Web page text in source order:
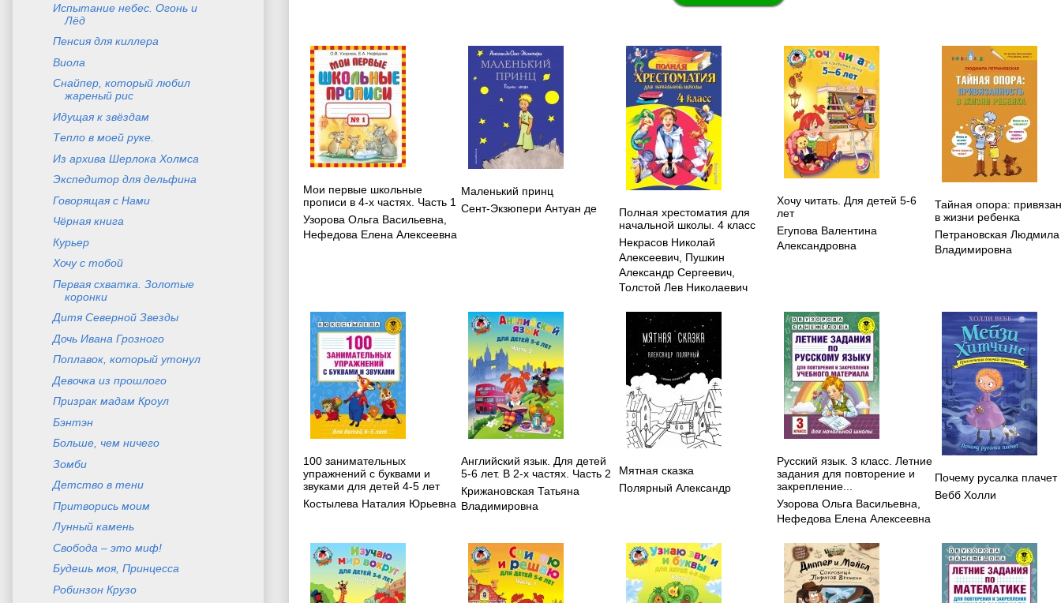
Мои первые школьные
прописи в 4-х частях. Часть 1
Узорова Ольга Васильевна
Нефедова Елена Алексеевна
Маленький принц
Сент-Экзюпери Антуан де
Полная хрестоматия для
начальной школы. 4 класс
Некрасов Николай
Алексеевич Пушкин
Александр Сергеевич
Толстой Лев Николаевич
Хочу читать. Для детей 5-6
лет
Егупова Валентина
Александровна
Тайная опора:
в жизни ребенка
Петрановская Людмила
Владимировна
100 занимательных
упражнений с буквами и
звуками для детей 4-5 лет
Костылева Наталия Юрьевна
Английский язык. Для детей
5-6 лет. В 2-х частях. Часть 2
Крижановская Татьяна
Владимировна
Мятная сказка
Полярный Александр
Русский язык. 3 класс. Летние
задания для повторение и
закрепление...
Узорова Ольга Васильевна
Нефедова Елена Алексеевна
Почему русалка плачет
Вебб Холли
Испытание небес. Огонь и
Лёд
Пенсия для киллера
Виола
Снайпер, который любил
жареный рис
Идущая к звёздам
Тепло в моей руке.
Из архива Шерлока Холмса
Экспедитор для дельфина
Говорящая с Нами
Чёрная книга
Курьер
Хочу с тобой
Первая схватка. Золотые
коронки
Дитя Северной Звезды
Дочь Ивана Грозного
Поплавок, который утонул
Девочка из прошлого
Призрак мадам Кроул
Бэнтэн
Больше, чем ничего
Зомби
Детcтво в тени
Притворись моим
Лунный камень
Свобода – это миф!
Будешь моя, Принцесса
Робинзон Крузо